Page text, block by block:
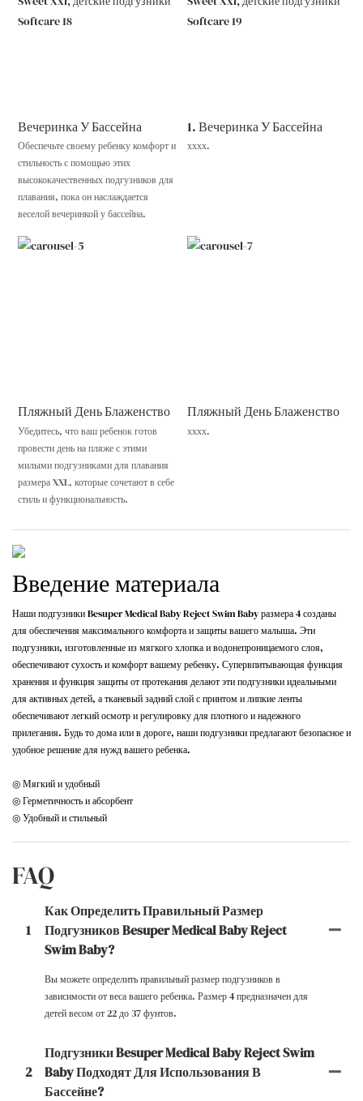
Вечеринка У Бассейна
Обеспечьте своему ребенку комфорт и
стильность с помощью этих
высококачественных подгузников для
плавания, пока он наслаждается
веселой вечеринкой у бассейна.
1. Вечеринка У Бассейна
хххх.
Пляжный День Блаженство
Убедитесь, что ваш ребенок готов
провести день на пляже с этими
милыми подгузниками для плавания
размера XXL, которые сочетают в себе
стиль и функциональность.
Пляжный День Блаженство
хххх.
Введение материала
Наши подгузники Besuper Medical Baby Reject Swim Baby размера 4 созданы
для обеспечения максимального комфорта и защиты вашего малыша. Эти
подгузники, изготовленные из мягкого хлопка и водонепроницаемого слоя,
обеспечивают сухость и комфорт вашему ребенку. Супервпитывающая функция
хранения и функция защиты от протекания делают эти подгузники идеальными
для активных детей, а тканевый задний слой с принтом и липкие ленты
обеспечивают легкий осмотр и регулировку для плотного и надежного
прилегания. Будь то дома или в дороге, наши подгузники предлагают безопасное и
удобное решение для нужд вашего ребенка.
◎ Мягкий и удобный
◎ Герметичность и абсорбент
◎ Удобный и стильный
FAQ
1
Как Определить Правильный Размер
Подгузников Besuper Medical Baby Reject
Swim Baby?
Вы можете определить правильный размер подгузников в
зависимости от веса вашего ребенка. Размер 4 предназначен для
детей весом от 22 до 37 фунтов.
2
Подгузники Besuper Medical Baby Reject Swim
Baby Подходят Для Использования В
Бассейне?